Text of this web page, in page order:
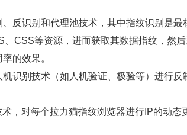
反识别和代理池技术，其中指纹识别是最
CSS等资源，进而获取其数据指纹，然
的效果。
识别技术（如人机验证、极验等）进行
，对每个拉力猫指纹浏览器进行IP的动态